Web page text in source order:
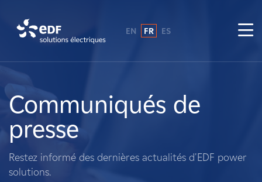
A propos de nous
Ce que nous faisons
Propriétaires fonciers
EN FR ES
Communiqués de
presse
Restez informé des dernières actualités d'EDF power
solutions.